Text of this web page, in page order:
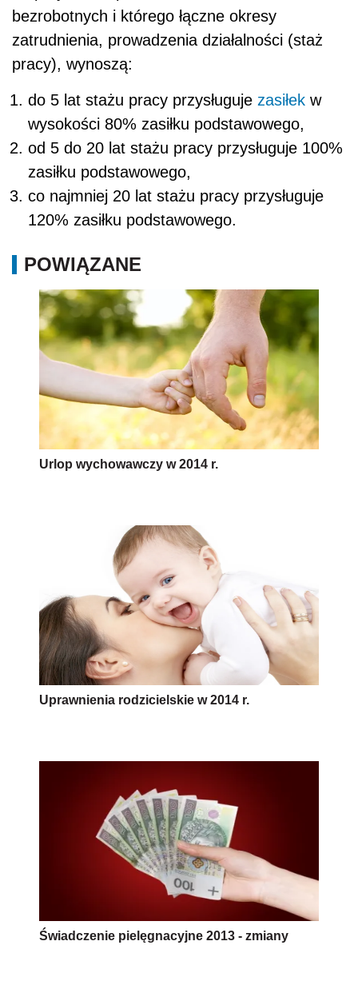
bezrobotnych i którego łączne okresy
zatrudnienia, prowadzenia działalności (staż
pracy), wynoszą:
do 5 lat stażu pracy przysługuje zasiłek w
wysokości 80% zasiłku podstawowego,
od 5 do 20 lat stażu pracy przysługuje 100%
zasiłku podstawowego,
co najmniej 20 lat stażu pracy przysługuje
120% zasiłku podstawowego.
POWIĄZANE
Urlop wychowawczy w 2014 r.
Uprawnienia rodzicielskie w 2014 r.
Świadczenie pielęgnacyjne 2013 - zmiany